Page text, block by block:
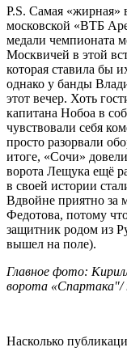
P.S. Самая «жирная»
московской «ВТБ
медали чемпионата
Москвичей в этой
которая ставила бы
однако у банды
этот вечер. Хоть
капитана Нобоа в
чувствовали себя
просто разорвали
итоге, «Сочи»
ворота Лещука ещё
в своей истории
Вдвойне приятно за
Федотова, потому
защитник родом из
вышел на поле).
Главное фото:
ворота
Насколько